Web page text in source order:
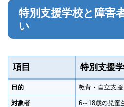
特別支援学校と障害
い
項目 特別支援
目的 教育・自立支援
対象者 6～18歳の児童